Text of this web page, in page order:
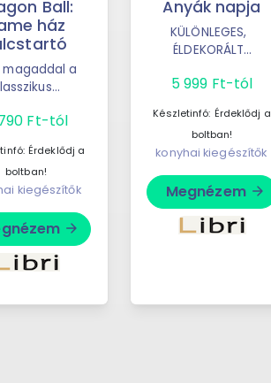
Ball:
ház
magaddal a
világát a
...
Ft-tól
Érdeklődj a
boltban!
kiegészítők
arrow_forward
Anyák napja
KÜLÖNLEGES,
ÉLDEKORÁLT
napi üdvözlőlapokat
Grace soha ...
5 999 Ft-tól
Készletinfó: Érdeklődj a
boltban!
konyhai kiegészítők
Megnézem arrow_forward